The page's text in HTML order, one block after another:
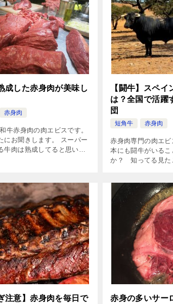
成した赤身肉が美味し
赤身肉
牛赤身肉の肉エビスです。
にお聞きします。 スーパー
牛肉は熟成してると思いま
【闘牛】スペイ
は？全国で活躍
団
短角牛 赤身肉
赤身肉専門の肉エ
本にも闘牛がいる
か？ 知ってる見た
なもの見 […]
注意】赤身肉を毎日で
赤身の多いサー